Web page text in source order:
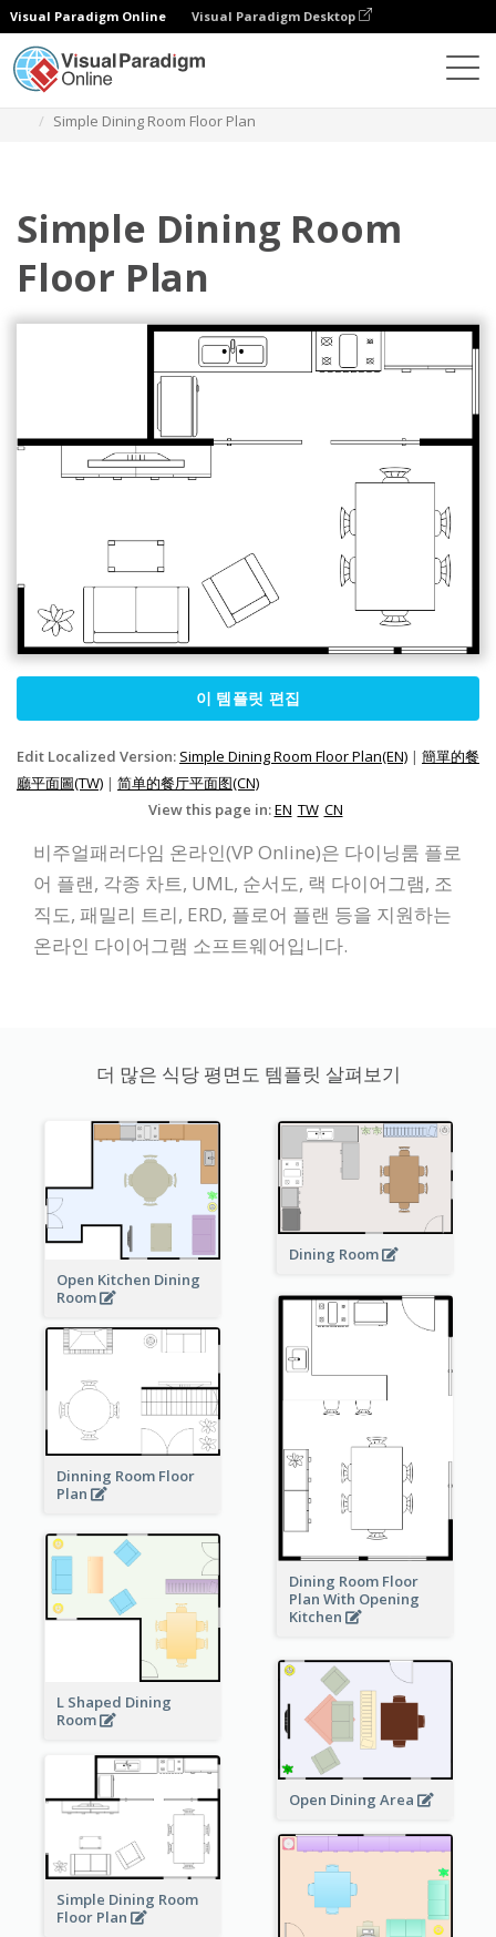
Visual Paradigm Online Visual Paradigm Desktop
Simple Dining Room Floor Plan
Simple Dining Room
Floor Plan
이 템플릿 편집
Edit Localized Version: Simple Dining Room Floor Plan(EN) | 簡單的餐
廳平面圖(TW) | 简单的餐厅平面图(CN)
View this page in:EN TW CN
비주얼패러다임 온라인(VP Online)은 다이닝룸 플로
어 플랜, 각종 차트, UML, 순서도, 랙 다이어그램, 조
직도, 패밀리 트리, ERD, 플로어 플랜 등을 지원하는
온라인 다이어그램 소프트웨어입니다.
더 많은 식당 평면도 템플릿 살펴보기
Open Kitchen Dining
Room
Dining Room
Dining Room Floor
Plan With Opening
Kitchen
Dinning Room Floor
Plan
L Shaped Dining
Room
Open Dining Area
Simple Dining Room
Floor Plan